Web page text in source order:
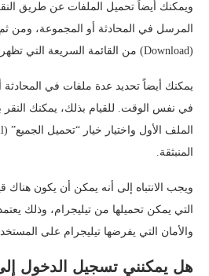
ويمكنك أيضاً تحميل الملفات عن طريق
المرسل في المحادثة أو المجموعة، ومن ثم
(Download) من القائمة السريعة التي تظهر.
يمكنك أيضاً تحديد عدة ملفات في المحادثة
في نفس الوقت. للقيام بذلك، يمكنك النقر
المنبثقة.
ويجب الانتباه إلى أنه يمكن أن يكون
التي يمكن تحميلها من تيليجرام، وذلك
والأمان التي يفرضها تيليجرام على
هل يمكنني تسجيل الدخول